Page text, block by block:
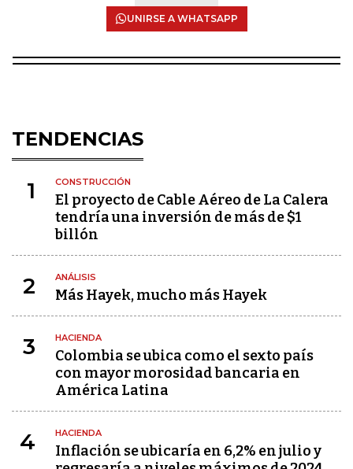
UNIRSE A WHATSAPP
TENDENCIAS
1 CONSTRUCCIÓN
El proyecto de Cable Aéreo de La Calera
tendría una inversión de más de $1
billón
2 ANÁLISIS
Más Hayek, mucho más Hayek
3 HACIENDA
Colombia se ubica como el sexto país
con mayor morosidad bancaria en
América Latina
4 HACIENDA
Inflación se ubicaría en 6,2% en julio y